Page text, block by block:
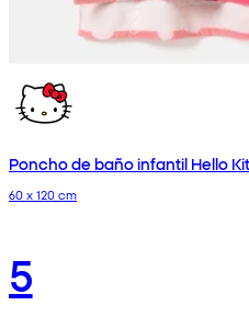
Poncho de baño infantil Hello
60 x 120 cm
5